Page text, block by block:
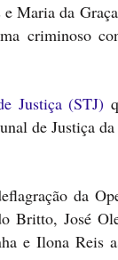
Maria da
criminoso
Justiça (STJ)
de Justiça
da
Britto, José
e Ilona Reis